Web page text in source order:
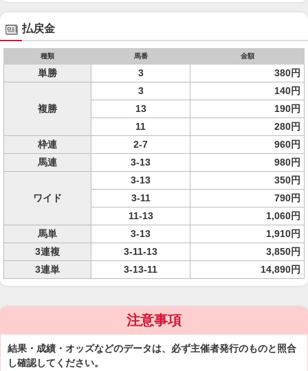
払戻金
種類 馬番 金額
単勝 3 380円
複勝
3
140円
13
190円
11
280円
枠連
2-7
960円
馬連
3-13 980円
ワイド
3-13
350円
3-11
790円
11-13
1,060円
馬単
3-13
1,910円
3連複
3-11-13
3,850円
3連単
3-13-11 14,890円
注意事項
結果・成績・オッズなどのデータは、必ず主催者発行のものと照合
し確認してください。